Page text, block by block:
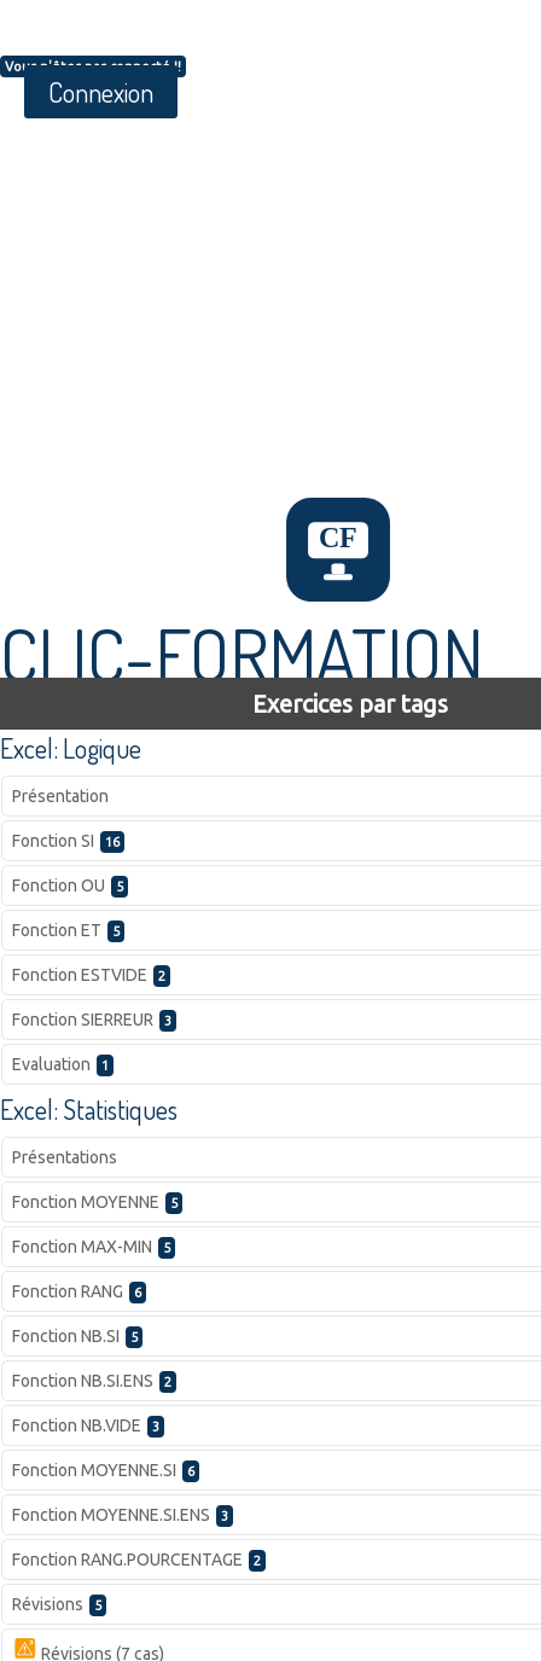
Vous n'êtes pas connecté !!
Connexion
CLIC-FORMATION
Exercices par tags
Excel: Logique
Présentation
Fonction SI 16
Fonction OU 5
Fonction ET 5
Fonction ESTVIDE 2
Fonction SIERREUR 3
Evaluation 1
Excel: Statistiques
Présentations
Fonction MOYENNE 5
Fonction MAX-MIN 5
Fonction RANG 6
Fonction NB.SI 5
Fonction NB.SI.ENS 2
Fonction NB.VIDE 3
Fonction MOYENNE.SI 6
Fonction MOYENNE.SI.ENS 3
Fonction RANG.POURCENTAGE 2
Révisions 5
Révisions (7 cas)